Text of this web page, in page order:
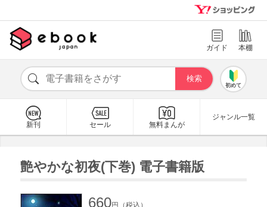
ガイド 本棚
初めて
新刊 セール 無料まんが
ジャンル一覧
艶やかな初夜(下巻) 電子書籍版
660円（税込）